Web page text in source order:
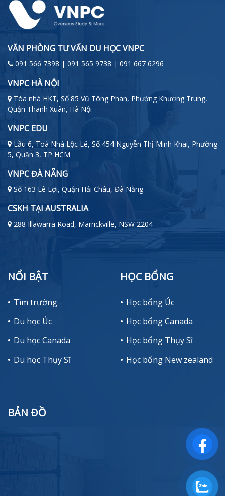
VĂN PHÒNG TƯ VẤN DU HỌC VNPC
091 566 7398 | 091 565 9738 | 091 667 6296
VNPC HÀ NỘI
Tòa nhà HKT, Số 85 Vũ Tông Phan, Phường Khương Trung,
Quận Thanh Xuân, Hà Nội
VNPC EDU
Lầu 6, Toà Nhà Lộc Lê, Số 454 Nguyễn Thị Minh Khai, Phường
5, Quận 3, TP HCM
VNPC ĐÀ NẴNG
Số 163 Lê Lợi, Quận Hải Châu, Đà Nẵng
CSKH TẠI AUSTRALIA
288 Illawarra Road, Marrickville, NSW 2204
NỔI BẬT
Tìm trường
Du học Úc
Du học Canada
Du học Thụy Sĩ
HỌC BỔNG
Học bổng Úc
Học bổng Canada
Học bổng Thụy Sĩ
Học bổng New zealand
BẢN ĐỒ